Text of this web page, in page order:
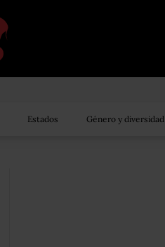
Estados Género y diversidad